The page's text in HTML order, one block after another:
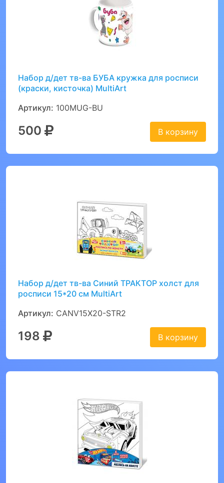
Набор д/дет тв-ва БУБА кружка для росписи
(краски, кисточка) MultiArt
Артикул: 100MUG-BU
500 В корзину
Набор д/дет тв-ва Синий ТРАКТОР холст для
росписи 15*20 см MultiArt
Артикул: CANV15X20-STR2
198 В корзину